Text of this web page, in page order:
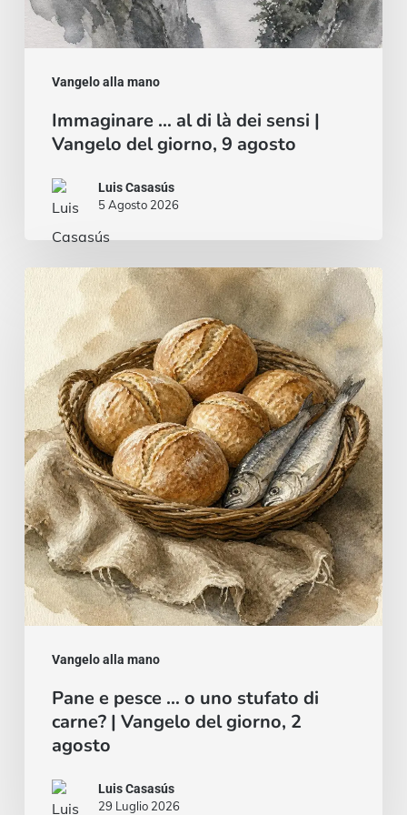
Vangelo alla mano
agosto
Immaginare … al di là dei sensi |
Vangelo del giorno, 9 agosto
Luis Casasús
5 Agosto 2026
Vangelo alla mano
Pane
pesce
o
uno
stufato
di
carne?
|
Vangelo
del
giorno,
agostoPane e pesce … o uno stufato di
carne? | Vangelo del giorno, 2
agosto
Luis Casasús
29 Luglio 2026